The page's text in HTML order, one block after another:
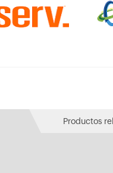
Productos